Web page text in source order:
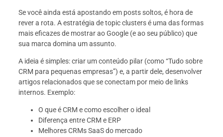
Se você ainda está apostando em posts soltos, é hora de
rever a rota. A estratégia de topic clusters é uma das formas
mais eficazes de mostrar ao Google (e ao seu público) que
sua marca domina um assunto.
A ideia é simples: criar um conteúdo pilar (como “Tudo sobre
CRM para pequenas empresas”) e, a partir dele, desenvolver
artigos relacionados que se conectam por meio de links
internos. Exemplo:
O que é CRM e como escolher o ideal
Diferença entre CRM e ERP
Melhores CRMs SaaS do mercado